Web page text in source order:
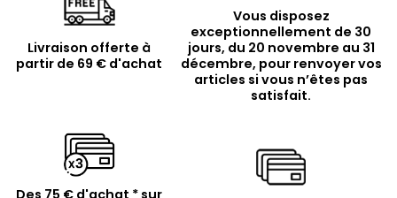
Livraison offerte à
partir de 69 € d'achat
Vous disposez
exceptionnellement de 30
jours, du 20 novembre au 31
décembre, pour renvoyer vos
articles si vous n’êtes pas
satisfait.